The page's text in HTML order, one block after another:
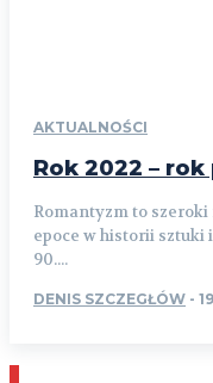
AKTUALNOŚCI
Rok 2022 –
Romantyzm to szeroki
epoce w historii
90....
DENIS SZCZEGŁÓW -